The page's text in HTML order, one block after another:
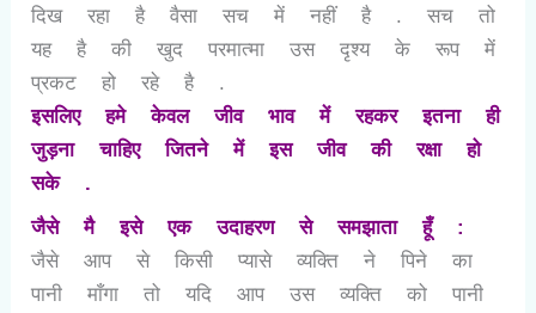
दिख रहा है वैसा सच में नहीं है . सच तो
यह है की खुद परमात्मा उस दृश्य के रूप में
प्रकट हो रहे है .
इसलिए हमे केवल जीव भाव में रहकर इतना ही
जुड़ना चाहिए जितने में इस जीव की रक्षा हो
सके .
जैसे मै इसे एक उदाहरण से समझाता हूँ :
जैसे आप से किसी प्यासे व्यक्ति ने पिने का
पानी माँगा तो यदि आप उस व्यक्ति को पानी